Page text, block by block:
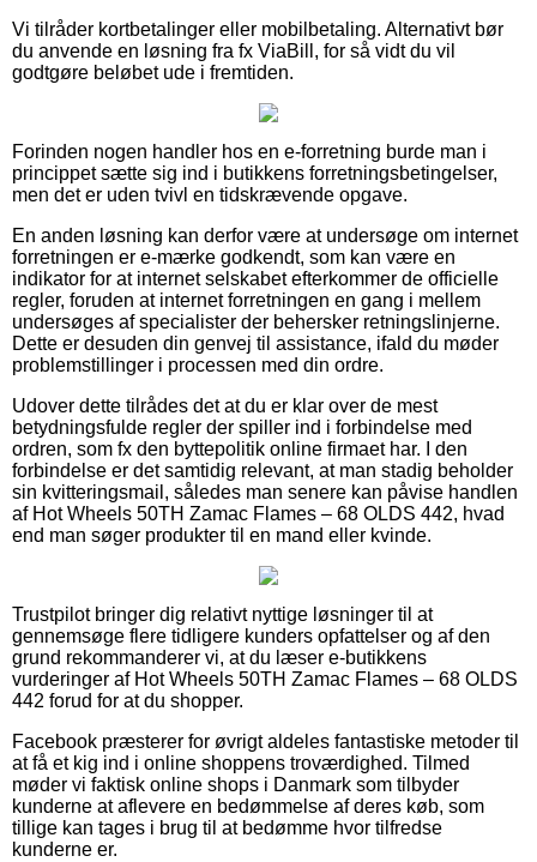
Vi tilråder kortbetalinger eller mobilbetaling. Alternativt bør
du anvende en løsning fra fx ViaBill, for så vidt du vil
godtgøre beløbet ude i fremtiden.
Forinden nogen handler hos en e-forretning burde man i
princippet sætte sig ind i butikkens forretningsbetingelser,
men det er uden tvivl en tidskrævende opgave.
En anden løsning kan derfor være at undersøge om internet
forretningen er e-mærke godkendt, som kan være en
indikator for at internet selskabet efterkommer de officielle
regler, foruden at internet forretningen en gang i mellem
undersøges af specialister der behersker retningslinjerne.
Dette er desuden din genvej til assistance, ifald du møder
problemstillinger i processen med din ordre.
Udover dette tilrådes det at du er klar over de mest
betydningsfulde regler der spiller ind i forbindelse med
ordren, som fx den byttepolitik online firmaet har. I den
forbindelse er det samtidig relevant, at man stadig beholder
sin kvitteringsmail, således man senere kan påvise handlen
af Hot Wheels 50TH Zamac Flames – 68 OLDS 442, hvad
end man søger produkter til en mand eller kvinde.
Trustpilot bringer dig relativt nyttige løsninger til at
gennemsøge flere tidligere kunders opfattelser og af den
grund rekommanderer vi, at du læser e-butikkens
vurderinger af Hot Wheels 50TH Zamac Flames – 68 OLDS
442 forud for at du shopper.
Facebook præsterer for øvrigt aldeles fantastiske metoder til
at få et kig ind i online shoppens troværdighed. Tilmed
møder vi faktisk online shops i Danmark som tilbyder
kunderne at aflevere en bedømmelse af deres køb, som
tillige kan tages i brug til at bedømme hvor tilfredse
kunderne er.